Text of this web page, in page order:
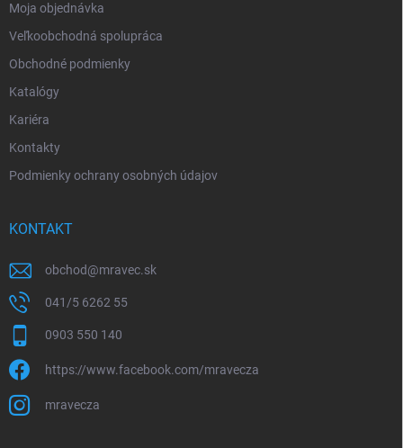
Moja objednávka
Veľkoobchodná spolupráca
Obchodné podmienky
Katalógy
Kariéra
Kontakty
Podmienky ochrany osobných údajov
KONTAKT
obchod@mravec.sk
041/5 6262 55
0903 550 140
https://www.facebook.com/mravecza
mravecza